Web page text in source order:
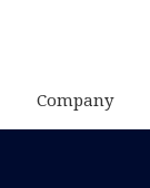
Company